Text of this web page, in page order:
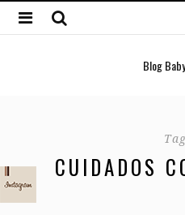
Blog
CUIDADOS